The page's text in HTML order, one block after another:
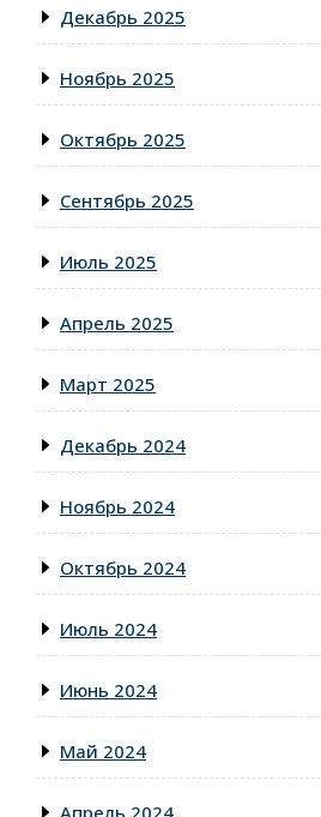
Декабрь 2025
Ноябрь 2025
Октябрь 2025
Сентябрь 2025
Июль 2025
Апрель 2025
Март 2025
Декабрь 2024
Ноябрь 2024
Октябрь 2024
Июль 2024
Июнь 2024
Май 2024
Апрель 2024